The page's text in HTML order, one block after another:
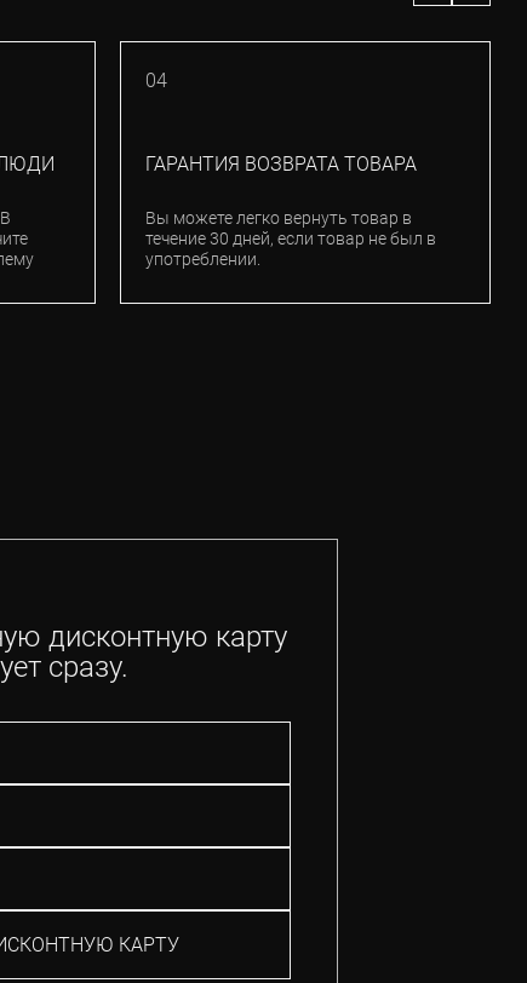
04
ГАРАНТИЯ ВОЗВРАТА ТОВАРА
Вы можете легко вернуть товар в
течение 30 дней, если товар не был в
употреблении.
дисконтную карту
сразу.
КАРТУ